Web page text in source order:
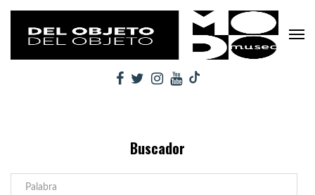
Buscador